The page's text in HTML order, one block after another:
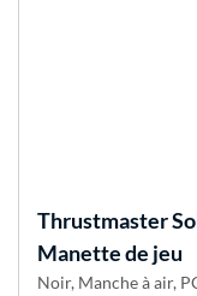
Thrustmaster
Manette de jeu
Noir, Manche à air,